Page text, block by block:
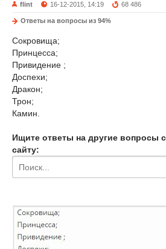
flint 16-12-2015, 14:19 68 486
Ответы на вопросы из 94%
Сокровища;
Принцесса;
Привидение ;
Доспехи;
Дракон;
Трон;
Камин.
Ищите ответы на другие вопросы
сайту: